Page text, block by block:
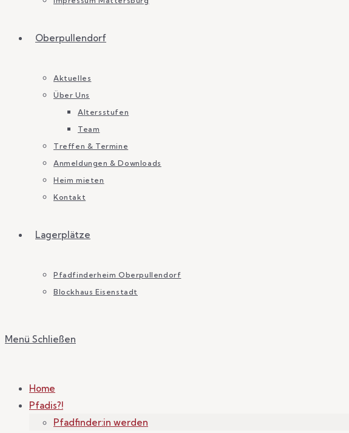
Oberpullendorf
Aktuelles
Über Uns
Altersstufen
Team
Treffen & Termine
Anmeldungen & Downloads
Heim mieten
Kontakt
Lagerplätze
Pfadfinderheim Oberpullendorf
Blockhaus Eisenstadt
Menü Schließen
Home
Pfadis?!
Pfadfinder:in werden